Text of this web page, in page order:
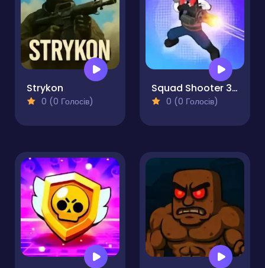
Strykon
0 (0 Голосів)
Squad Shooter 3D - Army Commando Gun Battle Game
0 (0 Голосів)